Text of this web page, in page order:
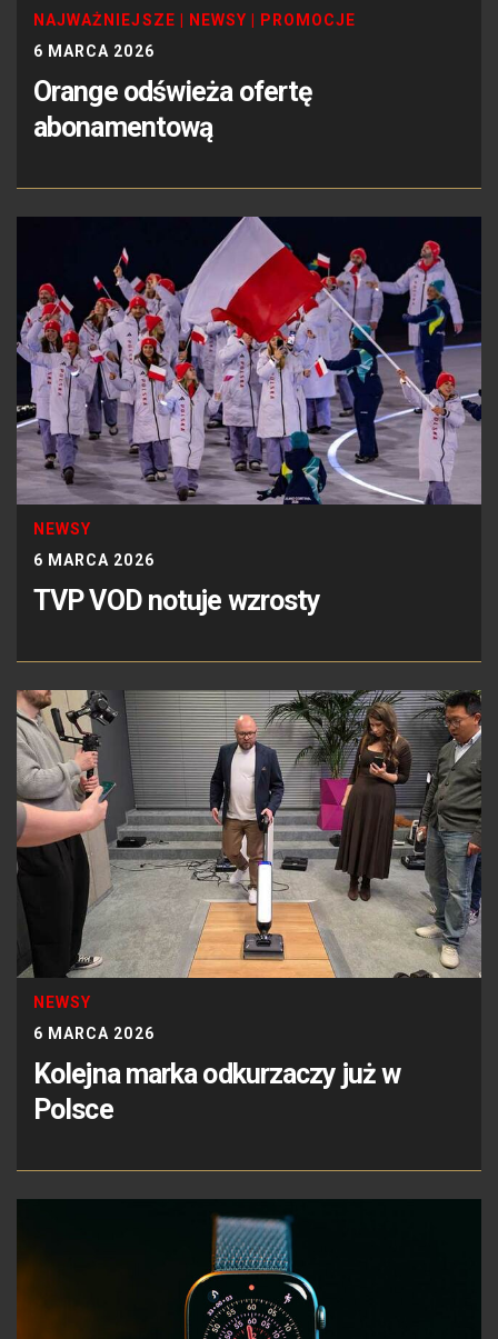
NAJWAŻNIEJSZE NEWSY
PROMOCJE
6 MARCA 2026
Orange odświeża ofertę
abonamentową
NEWSY
6 MARCA 2026
TVP VOD notuje wzrosty
NEWSY
6 MARCA 2026
Kolejna marka odkurzaczy już w
Polsce